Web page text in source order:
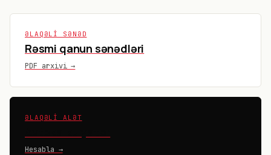
ƏLAQƏLI SƏNƏD
Rəsmi qanun sənədləri
PDF arxivi →
ƏLAQƏLI ALƏT
Hesabla →